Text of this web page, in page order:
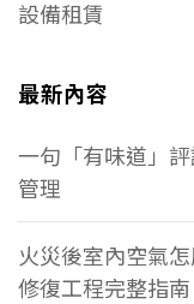
設備租賃
最新內容
一句「有味道」
管理
火災後室內空氣
修復工程完整指南